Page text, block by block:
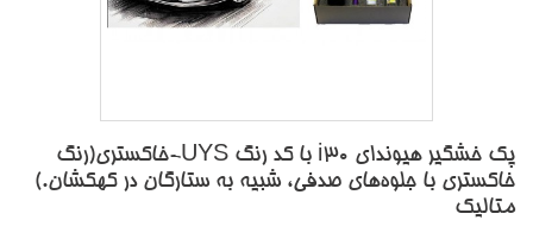
پک خشگير هیوندای i30 با کد رنگ UYS-خاکستري(رنگ
خاکستري با جلوه‌هاي صدفي، شبيه به ستارگان در کهکشان.)
متاليک